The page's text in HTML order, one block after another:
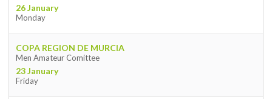
26 January
Monday
COPA REGION DE MURCIA
Men Amateur Comittee
23 January
Friday